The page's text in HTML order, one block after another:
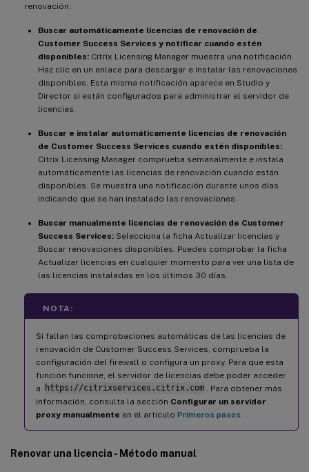
renovación:
Buscar automáticamente licencias de renovación de
Customer Success Services y notificar cuando estén
disponibles: Citrix Licensing Manager muestra una notificación.
Haz clic en un enlace para descargar e instalar las renovaciones
disponibles. Esta misma notificación aparece en Studio y
Director si están configurados para administrar el servidor de
licencias.
Buscar e instalar automáticamente licencias de renovación
de Customer Success Services cuando estén disponibles:
Citrix Licensing Manager comprueba semanalmente e instala
automáticamente las licencias de renovación cuando están
disponibles. Se muestra una notificación durante unos días
indicando que se han instalado las renovaciones.
Buscar manualmente licencias de renovación de Customer
Success Services: Selecciona la ficha Actualizar licencias y
Buscar renovaciones disponibles. Puedes comprobar la ficha
Actualizar licencias en cualquier momento para ver una lista de
las licencias instaladas en los últimos 30 días.
NOTA:
Si fallan las comprobaciones automáticas de las licencias de
renovación de Customer Success Services, comprueba la
configuración del firewall o configura un proxy. Para que esta
función funcione, el servidor de licencias debe poder acceder
a
https://citrixservices.citrix.com
. Para obtener más
información, consulta la sección Configurar un servidor
proxy manualmente en el artículo Primeros pasos
Renovar una licencia - Método manual